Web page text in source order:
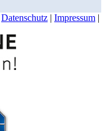
Datenschutz | Impressum |